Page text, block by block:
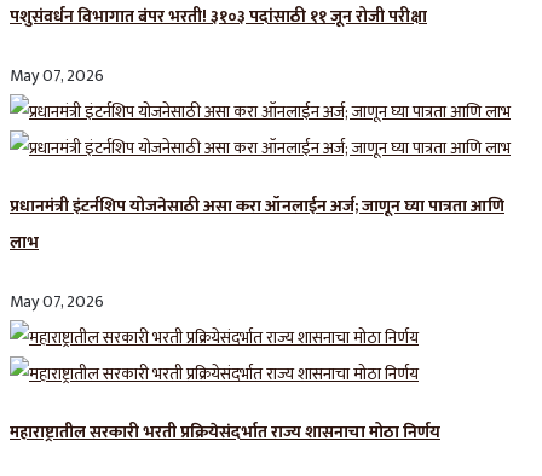
पशुसंवर्धन विभागात बंपर भरती! ३१०३ पदांसाठी ११ जून रोजी परीक्षा
May 07, 2026
प्रधानमंत्री इंटर्नशिप योजनेसाठी असा करा ऑनलाईन अर्ज; जाणून घ्या पात्रता आणि
लाभ
May 07, 2026
महाराष्ट्रातील सरकारी भरती प्रक्रियेसंदर्भात राज्य शासनाचा मोठा निर्णय